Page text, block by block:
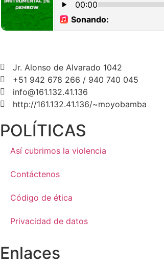
Jr. Alonso de Alvarado 1042
+51 942 678 266 / 940 740 045
info@161.132.41.136
http://161.132.41.136/~moyobamba
POLÍTICAS
Así cubrimos la violencia
Contáctenos
Código de ética
Privacidad de datos
Enlaces